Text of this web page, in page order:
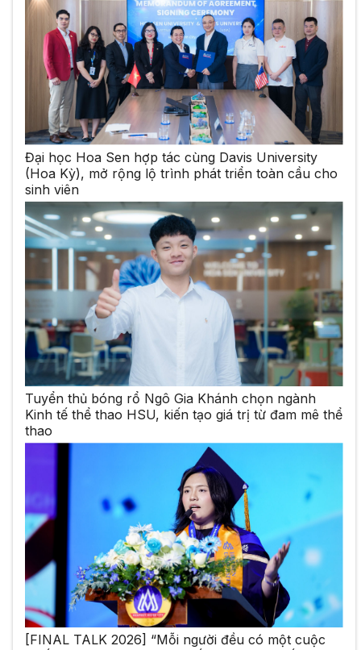
Đại học Hoa Sen hợp tác cùng Davis University
(Hoa Kỳ), mở rộng lộ trình phát triển toàn cầu cho
sinh viên
Tuyển thủ bóng rổ Ngô Gia Khánh chọn ngành
Kinh tế thể thao HSU, kiến tạo giá trị từ đam mê thể
thao
[FINAL TALK 2026] “Mỗi người đều có một cuộc